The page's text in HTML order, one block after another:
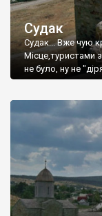
Судак
Судак... Вже чую
Місце,туристами
не було, ну не